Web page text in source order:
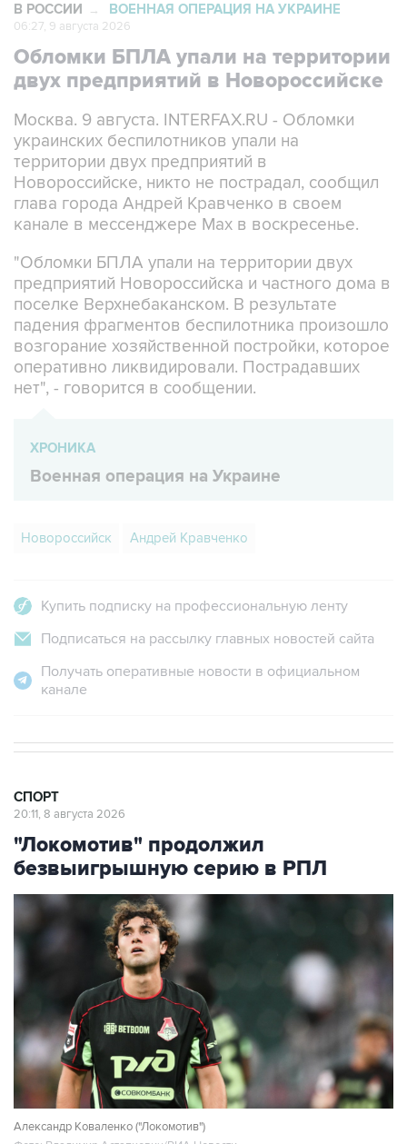
В РОССИИ → ВОЕННАЯ ОПЕРАЦИЯ НА УКРАИНЕ
06:27, 9 августа 2026
Обломки БПЛА упали на территории
двух предприятий в Новороссийске
Москва. 9 августа. INTERFAX.RU - Обломки
украинских беспилотников упали на
территории двух предприятий в
Новороссийске, никто не пострадал, сообщил
глава города Андрей Кравченко в своем
канале в мессенджере Max в воскресенье.
"Обломки БПЛА упали на территории двух
предприятий Новороссийска и частного дома в
поселке Верхнебаканском. В результате
падения фрагментов беспилотника произошло
возгорание хозяйственной постройки, которое
оперативно ликвидировали. Пострадавших
нет", - говорится в сообщении.
ХРОНИКА
Военная операция на Украине
Новороссийск Андрей Кравченко
Купить подписку на профессиональную ленту
Подписаться на рассылку главных новостей сайта
Получать оперативные новости в официальном
канале
СПОРТ
20:11, 8 августа 2026
"Локомотив" продолжил
безвыигрышную серию в РПЛ
Александр Коваленко ("Локомотив")